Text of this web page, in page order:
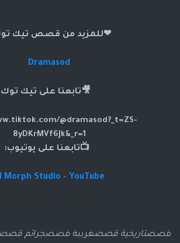
❤للمزيد من قصص تيك
Dramasod
🎥تابعنا على تيك توك
@dramasod?_t=ZS-
8yDKrMVf6Jk&_r=1
📺تابعنا على يوتيوب:
Morph Studio - YouTube
قصصتاريخية قصصغريبة قصصجرائم